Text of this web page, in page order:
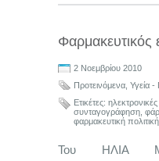
Φαρμακευτικός
2 Νοεμβρίου 2010
Προτεινόμενα Υγεία -
Ετικέτες:
συνταγογράφηση
φαρμακευτική πολιτική
Του ΗΛΙΑ